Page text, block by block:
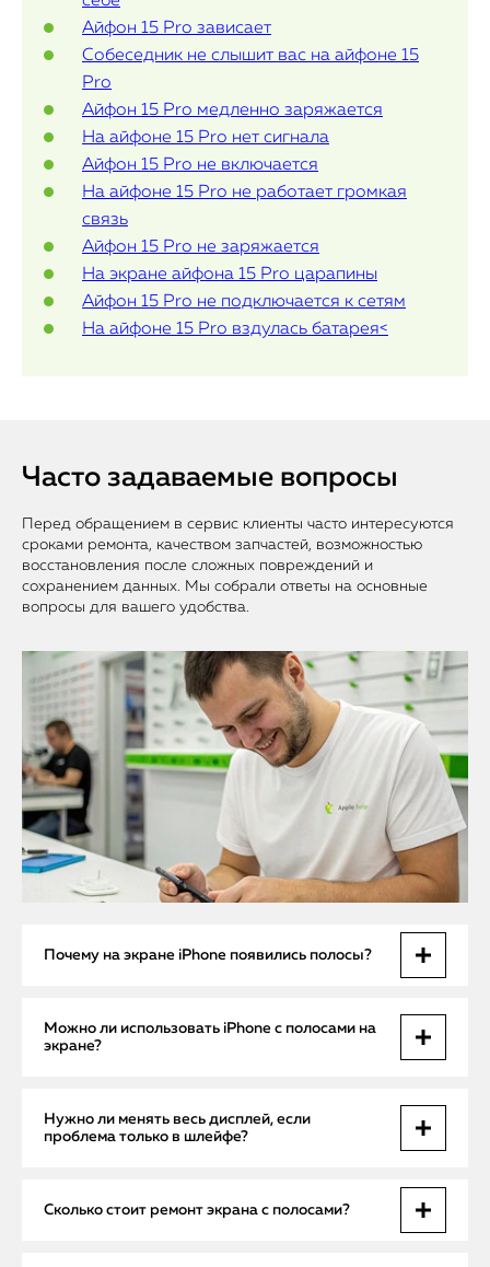
О нас
Контакты
Статьи
Айфон 15 Pro зависает
Собеседник не слышит вас на айфоне 15
Pro
Айфон 15 Pro медленно заряжается
На айфоне 15 Pro нет сигнала
Айфон 15 Pro не включается
На айфоне 15 Pro не работает громкая
связь
Айфон 15 Pro не заряжается
На экране айфона 15 Pro царапины
Айфон 15 Pro не подключается к сетям
На айфоне 15 Pro вздулась батарея<
Часто задаваемые вопросы
Перед обращением в сервис клиенты часто интересуются
сроками ремонта, качеством запчастей, возможностью
восстановления после сложных повреждений и
сохранением данных. Мы собрали ответы на основные
вопросы для вашего удобства.
Почему на экране iPhone появились полосы?
Полосы возникают из-за механических повреждений
экрана, неисправности шлейфа или дефекта матрицы.
Иногда это результат попадания влаги или перегрева.
Можно ли использовать iPhone с полосами на
экране?
Нет. Это может усугубить поломку, привести к полной
потере изображения или неработающему сенсору.
Нужно ли менять весь дисплей, если
проблема только в шлейфе?
Не всегда. Если поврежден только шлейф — достаточно
его переподключения или замены. Полная замена
Сколько стоит ремонт экрана с полосами?